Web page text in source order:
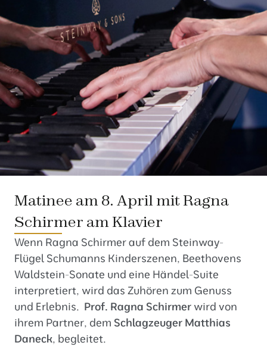
Matinee am 8. April mit Ragna
Schirmer am Klavier
Wenn Ragna Schirmer auf dem Steinway-
Flügel Schumanns Kinderszenen, Beethovens
Waldstein-Sonate und eine Händel-Suite
interpretiert, wird das Zuhören zum Genuss
und Erlebnis. Prof. Ragna Schirmerwird von
ihrem Partner, dem Schlagzeuger Matthias
Daneck, begleitet.